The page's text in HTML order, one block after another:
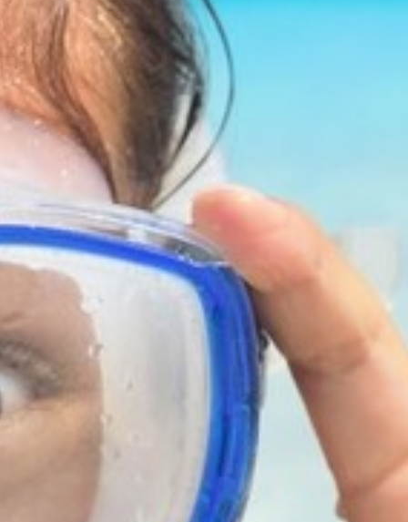
VOTRE OFFICE DE TOURISME
FORMULAIRE DE CONTACT